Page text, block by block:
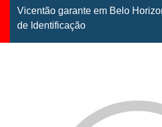
Vicentão garante em Belo
de Identificação